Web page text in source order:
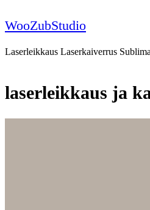
to
content
WooZubStudio
Laserleikkaus Laserkaiverrus
laserleikkaus ja